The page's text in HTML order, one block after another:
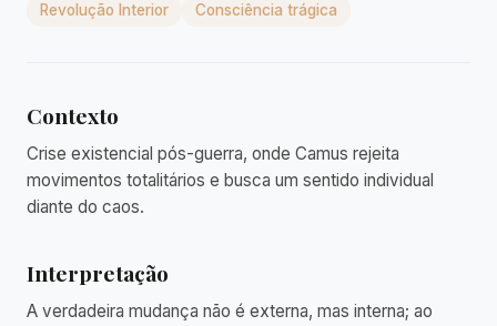
Revolução Interior Consciência trágica
Contexto
Crise existencial pós-guerra, onde Camus rejeita
movimentos totalitários e busca um sentido individual
diante do caos.
Interpretação
A verdadeira mudança não é externa, mas interna; ao